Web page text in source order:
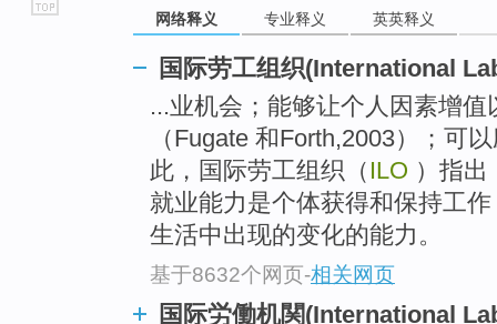
网络释义 专业释义 英英释义
国际劳工组织(International
...业机会；能够让个人因素增
（Fugate 和Forth,2003）；可
此，国际劳工组织（ ILO ）指出
就业能力是个体获得和保持工
生活中出现的变化的能力。
基于8632个网页-相关网页
国际労働机関(International